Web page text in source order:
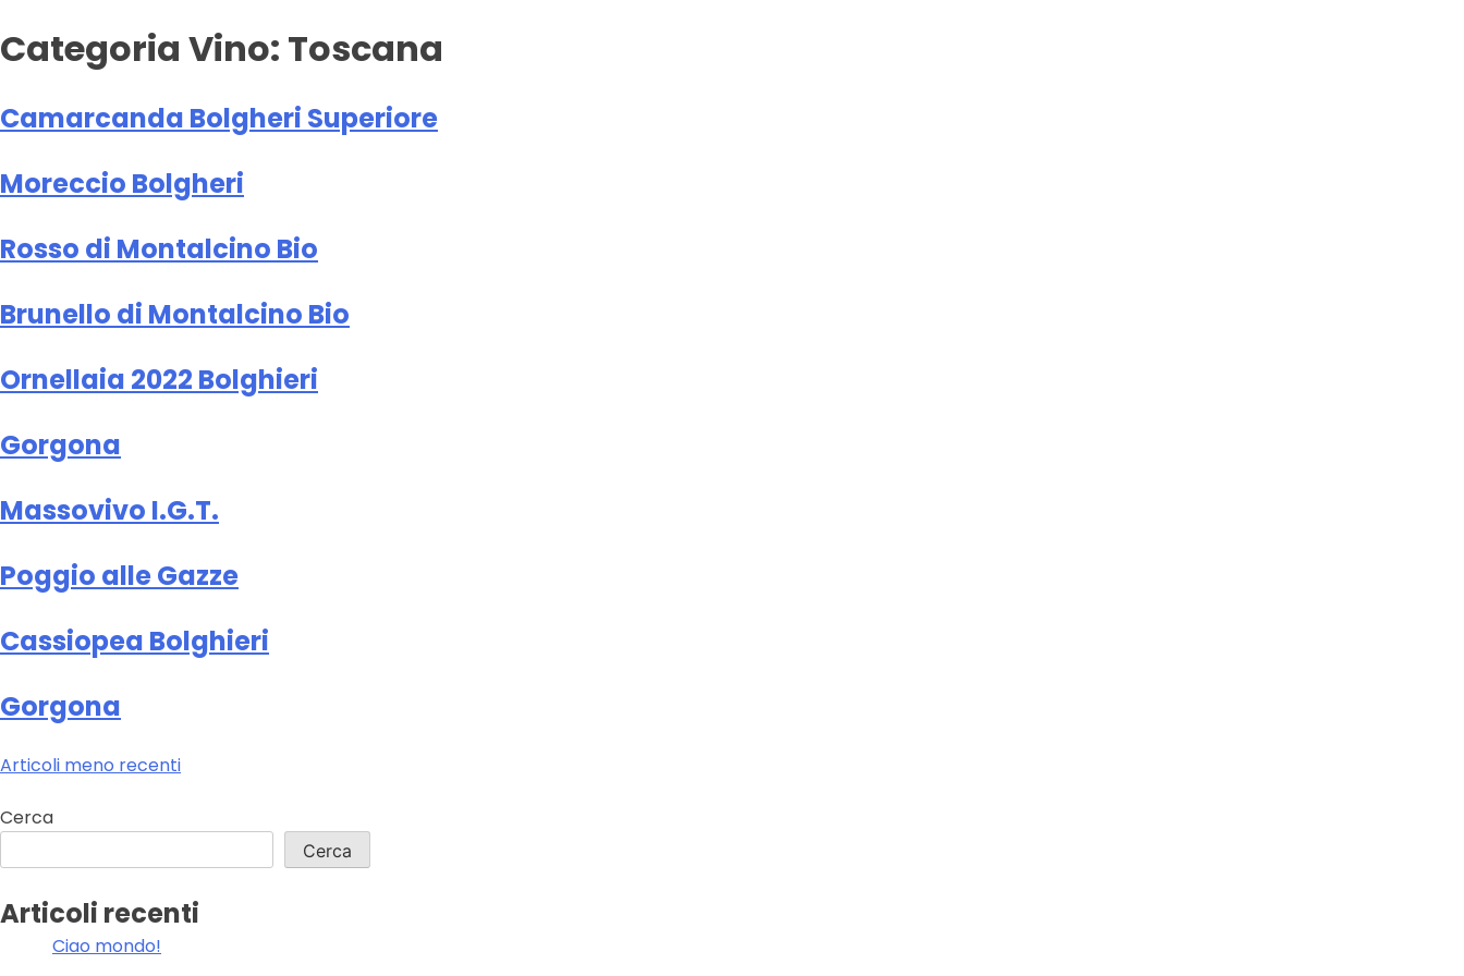
Categoria Vino: Toscana
Camarcanda Bolgheri Superiore
Moreccio Bolgheri
Rosso di Montalcino Bio
Brunello di Montalcino Bio
Ornellaia 2022 Bolghieri
Gorgona
Massovivo I.G.T.
Poggio alle Gazze
Cassiopea Bolghieri
Gorgona
Navigazione
articoli
Articoli meno recenti
Cerca
Cerca
Articoli recenti
Ciao mondo!